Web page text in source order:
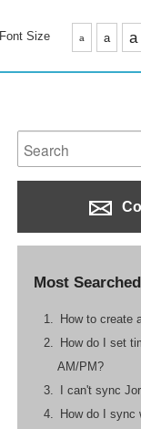
Font Size a a a
Most Searched
How to create
How do I set
AM/PM?
I can't sync
How do I sync